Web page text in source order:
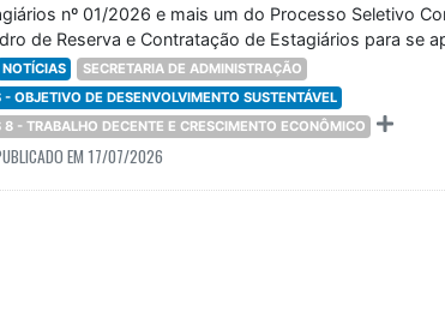
nº 01/2026 e mais um do Processo Seletivo
de Reserva e Contratação de Estagiários para se
NOTÍCIAS
SECRETARIA DE ADMINISTRAÇÃO
- OBJETIVO DE DESENVOLVIMENTO SUSTENTÁVEL
8 - TRABALHO DECENTE E CRESCIMENTO ECONÔMICO
EM 17/07/2026